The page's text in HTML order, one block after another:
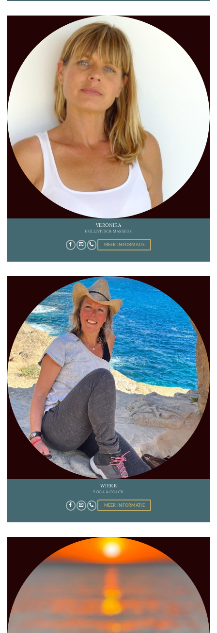
VERONIKA
HOLLISTISCH MASSEUR
MEER INFORMATIE
WIEKE
YOGA & COACH
MEER INFORMATIE